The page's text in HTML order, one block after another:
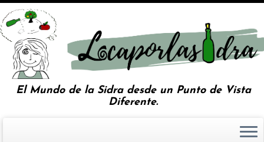
El Mundo de la Sidra desde un Punto de Vista
Diferente.